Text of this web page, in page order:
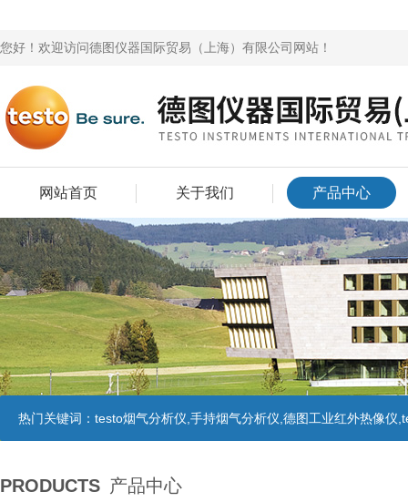
您好！欢迎访问德图仪器国际贸易（上海）有限公司网站！
网站首页 关于我们 产品中心
热门关键词： testo烟气分析仪,手持烟气分析仪,德图工业红外热像仪
PRODUCTS 产品中心